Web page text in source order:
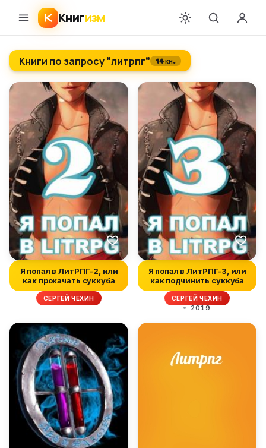
Книгизм
Книги по запросу "литрпг" 14 кн.
Я попал в ЛитРПГ-2, или
как прокачать суккуба
СЕРГЕЙ ЧЕХИН
Я попал в ЛитРПГ-3, или
как подчинить суккуба
СЕРГЕЙ ЧЕХИН
2019